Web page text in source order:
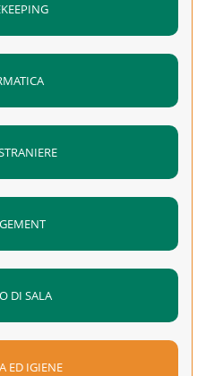
DI SALA
ED IGIENE